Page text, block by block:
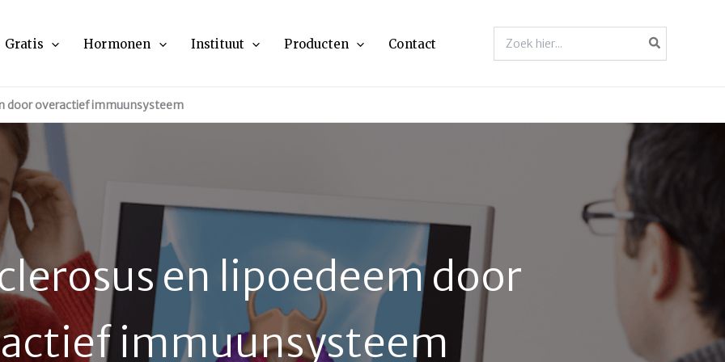
Gratis Hormonen Instituut Producten Contact
naar:
door overactief immuunsysteem
en lipoedeem door
immuunsysteem